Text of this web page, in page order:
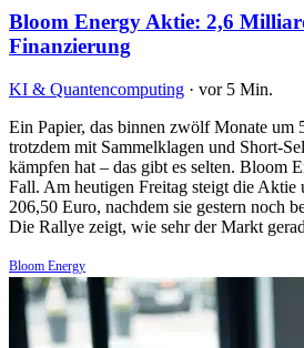
Bloom Energy Aktie: 2,6
Finanzierung
KI & Quantencomputing · vor 5 Min.
Ein Papier, das binnen zwölf Monate um
trotzdem mit Sammelklagen und Short-
kämpfen hat – das gibt es selten. Bloom
Fall. Am heutigen Freitag steigt die Aktie
206,50 Euro, nachdem sie gestern noch
Die Rallye zeigt, wie sehr der Markt
Bloom Energy